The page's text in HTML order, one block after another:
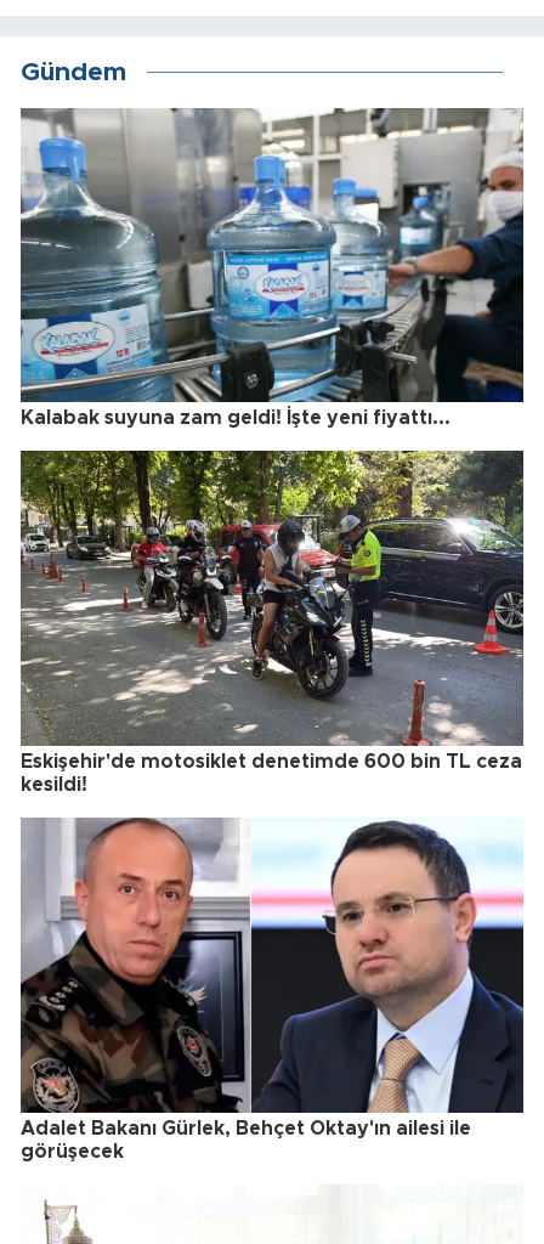
Gündem
Kalabak suyuna zam geldi! İşte yeni fiyattı...
Eskişehir'de motosiklet denetimde 600 bin TL ceza
kesildi!
Adalet Bakanı Gürlek, Behçet Oktay'ın ailesi ile
görüşecek